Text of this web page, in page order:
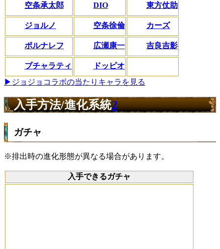
空条承太郎 DIO 東方仗助
ジョルノ 空条徐倫 カーズ
ポルナレフ 広瀬康一 吉良吉影
ブチャラティ
ドッピオ
▶ジョジョコラボの当たりキャラを見る
入手方法/進化系統2
ガチャ
※排出時の進化形態が異なる場合があります。
入手できるガチャ